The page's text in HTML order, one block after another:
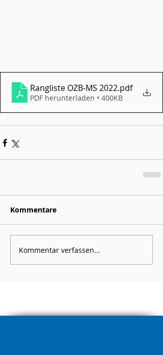
Rangliste OZB-MS 2022.pdf
PDF herunterladen • 400KB
Kommentare
Kommentar verfassen...